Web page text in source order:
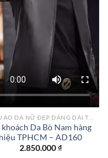
Da Bò Nam hàng
hiệu TPHCM – AD160
2.850.000₫